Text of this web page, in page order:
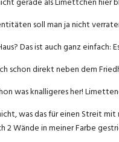
soll man ja nicht
Das ist auch ganz einfach:
schon direkt neben dem
was knalligeres her!
was das für einen Streit
2 Wände in meiner Farbe